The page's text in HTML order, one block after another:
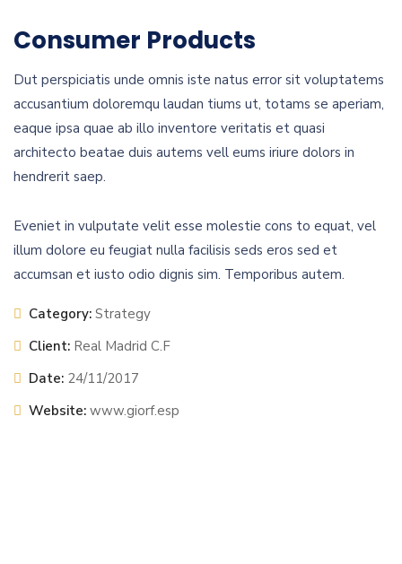
Consumer Products
Dut perspiciatis unde omnis iste natus error sit voluptatems
accusantium doloremqu laudan tiums ut, totams se aperiam,
eaque ipsa quae ab illo inventore veritatis et quasi
architecto beatae duis autems vell eums iriure dolors in
hendrerit saep.
Eveniet in vulputate velit esse molestie cons to equat, vel
illum dolore eu feugiat nulla facilisis seds eros sed et
accumsan et iusto odio dignis sim. Temporibus autem.
Category: Strategy
Client: Real Madrid C.F
Date: 24/11/2017
Website: www.giorf.esp